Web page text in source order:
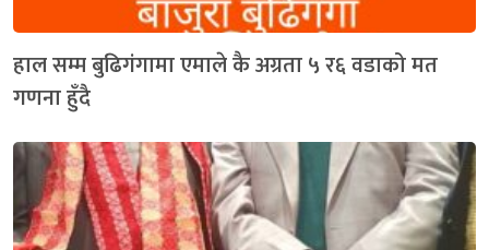
हाल सम्म बुढिगंगामा एमाले कै अग्रता ५ र६ वडाको मत
गणना हुँदै